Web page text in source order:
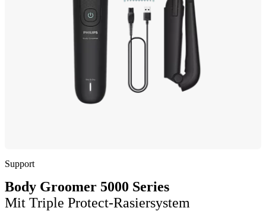
Support
Body Groomer 5000 Series
Mit Triple Protect-Rasiersystem